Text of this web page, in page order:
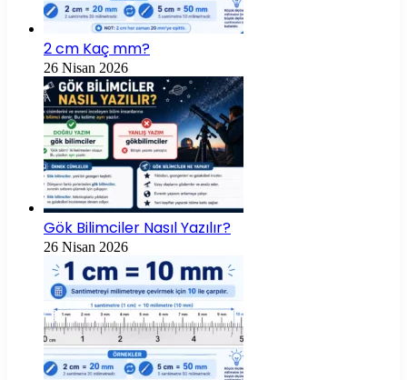
2 cm Kaç mm?
26 Nisan 2026
Gök Bilimciler Nasıl Yazılır?
26 Nisan 2026